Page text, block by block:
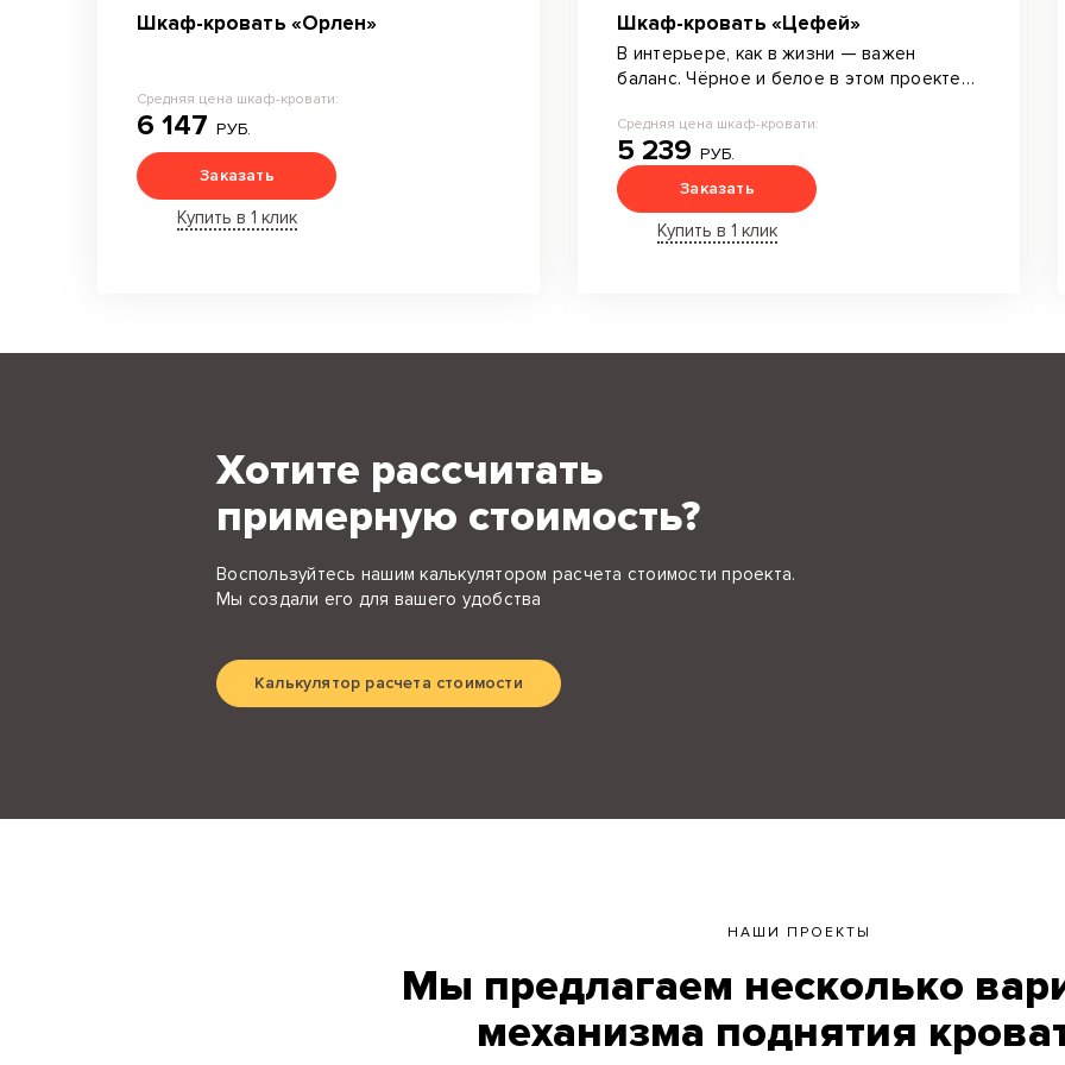
Шкаф-кровать «Орлен»
Средняя цена шкаф-кровати:
6 147 РУБ.
Заказать
Купить в 1 клик
Шкаф-кровать «Цефей»
В интерьере, как в жизни — важен
баланс. Чёрное и белое в этом проекте
Средняя цена шкаф-кровати:
5 239 РУБ.
Заказать
Купить в 1 клик
Хотите рассчитать
примерную стоимость?
Воспользуйтесь нашим калькулятором расчета стоимости проекта.
Мы создали его для вашего удобства
Калькулятор расчета стоимости
НАШИ ПРОЕКТЫ
Мы предлагаем несколько
механизма поднятия